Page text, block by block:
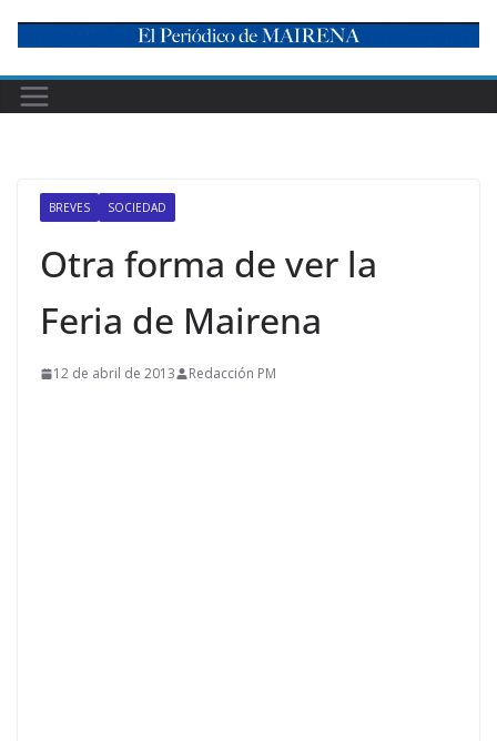
content
BREVES SOCIEDAD
Otra forma de ver la
Feria de Mairena
12 de abril de 2013 Redacción PM